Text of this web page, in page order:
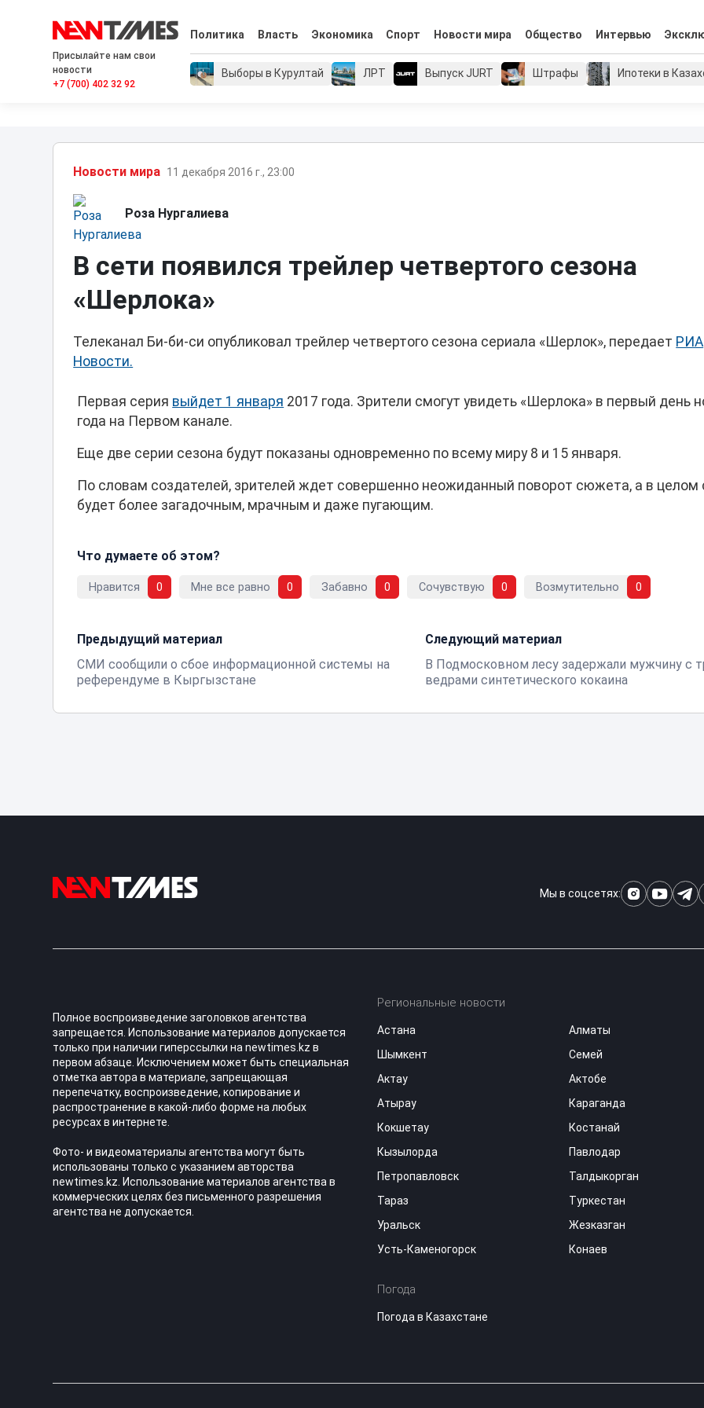
Присылайте нам свои
новости
+7 (700) 402 32 92
Политика Власть Экономика Спорт Новости мира Общество Интервью
Выборы в Курултай ЛРТ Выпуск JURT Штрафы Ипотеки в
Новости мира 11 декабря 2016 г., 23:00
Роза Нургалиева
В сети появился трейлер четвертого сезона
«Шерлока»
Телеканал Би-би-си опубликовал трейлер четвертого сезона сериала «Шерлок», передает РИА
Новости.
Первая серия выйдет 1 января 2017 года. Зрители смогут увидеть «Шерлока» в первый день
года на Первом канале.
Еще две серии сезона будут показаны одновременно по всему миру 8 и 15 января.
По словам создателей, зрителей ждет совершенно неожиданный поворот сюжета, а в целом
будет более загадочным, мрачным и даже пугающим.
Что думаете об этом?
Нравится 0 Мне все равно 0 Забавно 0 Сочувствую 0 Возмутительно 0
Предыдущий материал
СМИ сообщили о сбое информационной системы на
референдуме в Кыргызстане
Следующий материал
В Подмосковном лесу задержали мужчину с
ведрами синтетического кокаина
Мы в соцсетях:
Полное воспроизведение заголовков агентства
запрещается. Использование материалов допускается
только при наличии гиперссылки на newtimes.kz в
первом абзаце. Исключением может быть специальная
отметка автора в материале, запрещающая
перепечатку, воспроизведение, копирование и
распространение в какой-либо форме на любых
ресурсах в интернете.
Фото- и видеоматериалы агентства могут быть
использованы только с указанием авторства
newtimes.kz. Использование материалов агентства в
коммерческих целях без письменного разрешения
агентства не допускается.
Региональные новости
Астана
Алматы
Шымкент
Семей
Актау
Актобе
Атырау
Караганда
Кокшетау
Костанай
Кызылорда
Павлодар
Петропавловск
Талдыкорган
Тараз
Туркестан
Уральск
Жезказган
Усть-Каменогорск
Конаев
Погода
Погода в Казахстане